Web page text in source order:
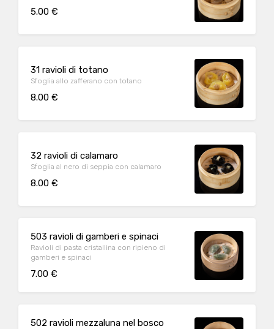
5.00 €
31 ravioli di totano
Sfoglia allo zafferano con totano
8.00 €
32 ravioli di calamaro
Sfoglia al nero di seppia con calamaro
8.00 €
503 ravioli di gamberi e spinaci
Ravioli di pasta cristallina con ripieno di
gamberi e spinaci
7.00 €
502 ravioli mezzaluna nel bosco